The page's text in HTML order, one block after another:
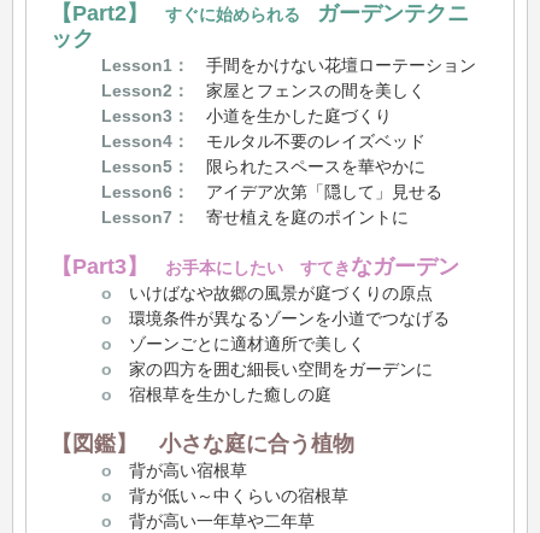
【Part2】 すぐに始められる
ガーデンテクニ
ック
Lesson1：
手間をかけない花壇ローテーション
Lesson2：
家屋とフェンスの間を美しく
Lesson3：
小道を生かした庭づくり
Lesson4：
モルタル不要のレイズベッド
Lesson5：
限られたスペースを華やかに
Lesson6：
アイデア次第「隠して」見せる
Lesson7：
寄せ植えを庭のポイントに
【Part3】 お手本にしたい すてきなガーデン
o いけばなや故郷の風景が庭づくりの原点
o 環境条件が異なるゾーンを小道でつなげる
o ゾーンごとに適材適所で美しく
o 家の四方を囲む細長い空間をガーデンに
o 宿根草を生かした癒しの庭
【図鑑】 小さな庭に合う植物
o 背が高い宿根草
o 背が低い～中くらいの宿根草
o 背が高い一年草や二年草